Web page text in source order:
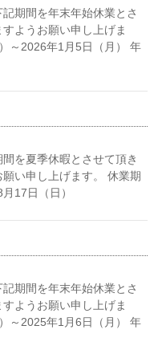
期間を年末年始休業とさ
ようお願い申し上げま
～2026年1月5日（月） 年
を夏季休暇とさせて頂き
い申し上げます。 休業期
17日（日）
期間を年末年始休業とさ
ようお願い申し上げま
～2025年1月6日（月） 年